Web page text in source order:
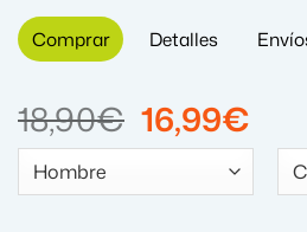
Comprar Detalles
18,90€ El
precio
original
16,99€